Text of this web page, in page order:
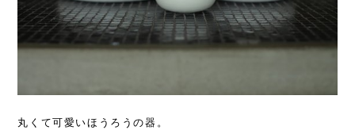
丸くて可愛いほうろうの器。